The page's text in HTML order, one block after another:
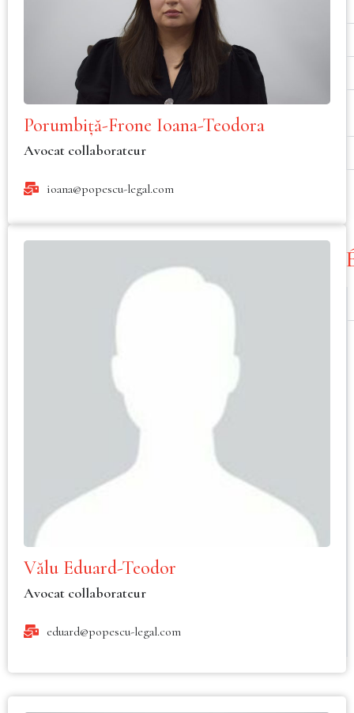
Porumbiță-Frone Ioana-Teodora
Avocat collaborateur
ioana@popescu-legal.com
Vălu Eduard-Teodor
Avocat collaborateur
eduard@popescu-legal.com